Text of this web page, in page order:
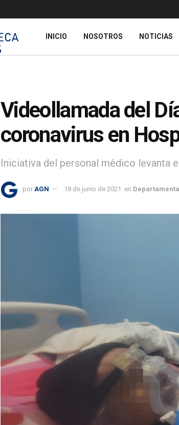
INICIO NOSOTROS NOTICIAS
Videollamada del
coronavirus en
Iniciativa del personal médico levanta
por AGN 18 de junio de 2021 en